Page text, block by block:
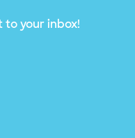
to your inbox!